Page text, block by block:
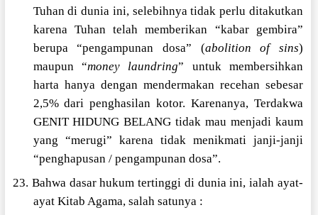
Tuhan di dunia ini, selebihnya tidak perlu ditakutkan
karena Tuhan telah memberikan “kabar gembira”
berupa “pengampunan dosa” (abolition of sins)
maupun “money laundring” untuk membersihkan
harta hanya dengan mendermakan recehan sebesar
2,5% dari penghasilan kotor. Karenanya, Terdakwa
GENIT HIDUNG BELANG tidak mau menjadi kaum
yang “merugi” karena tidak menikmati janji-janji
“penghapusan / pengampunan dosa”.
23. Bahwa dasar hukum tertinggi di dunia ini, ialah ayat-
ayat Kitab Agama, salah satunya :